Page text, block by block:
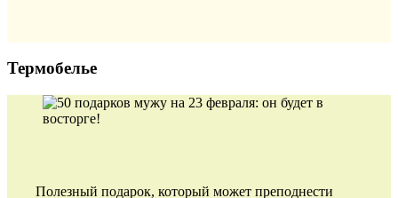
Термобелье
Полезный подарок, который может преподнести